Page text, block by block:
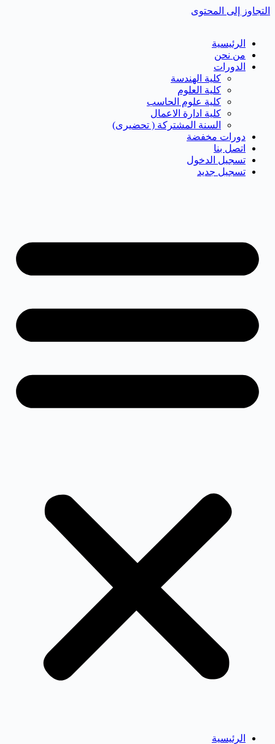
التجاوز إلى المحتوى
الرئيسية
من نحن
الدورات
كلية الهندسة
كلية العلوم
كلية علوم الحاسب
كلية ادارة الاعمال
السنة المشتركة ( تحضيرى)
دورات مخفضة
اتصل بنا
تسجيل الدخول
تسجيل جديد
الرئيسية